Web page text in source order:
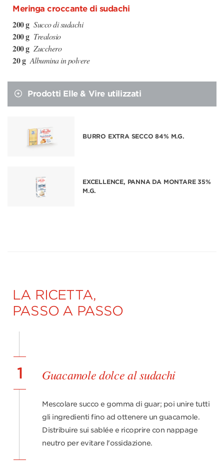
Meringa croccante di sudachi
200 g Succo di sudachi
200 g Trealosio
200 g Zucchero
20 g Albumina in polvere
Prodotti Elle & Vire utilizzati
BURRO EXTRA SECCO 84% M.G.
EXCELLENCE, PANNA DA MONTARE 35%
M.G.
LA RICETTA,
PASSO A PASSO
1 Guacamole dolce al sudachi
Mescolare succo e gomma di guar; poi unire tutti
gli ingredienti fino ad ottenere un guacamole.
Distribuire sui sablée e ricoprire con nappage
neutro per evitare l'ossidazione.